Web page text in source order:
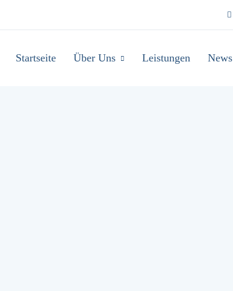
Startseite Über Uns Leistungen News